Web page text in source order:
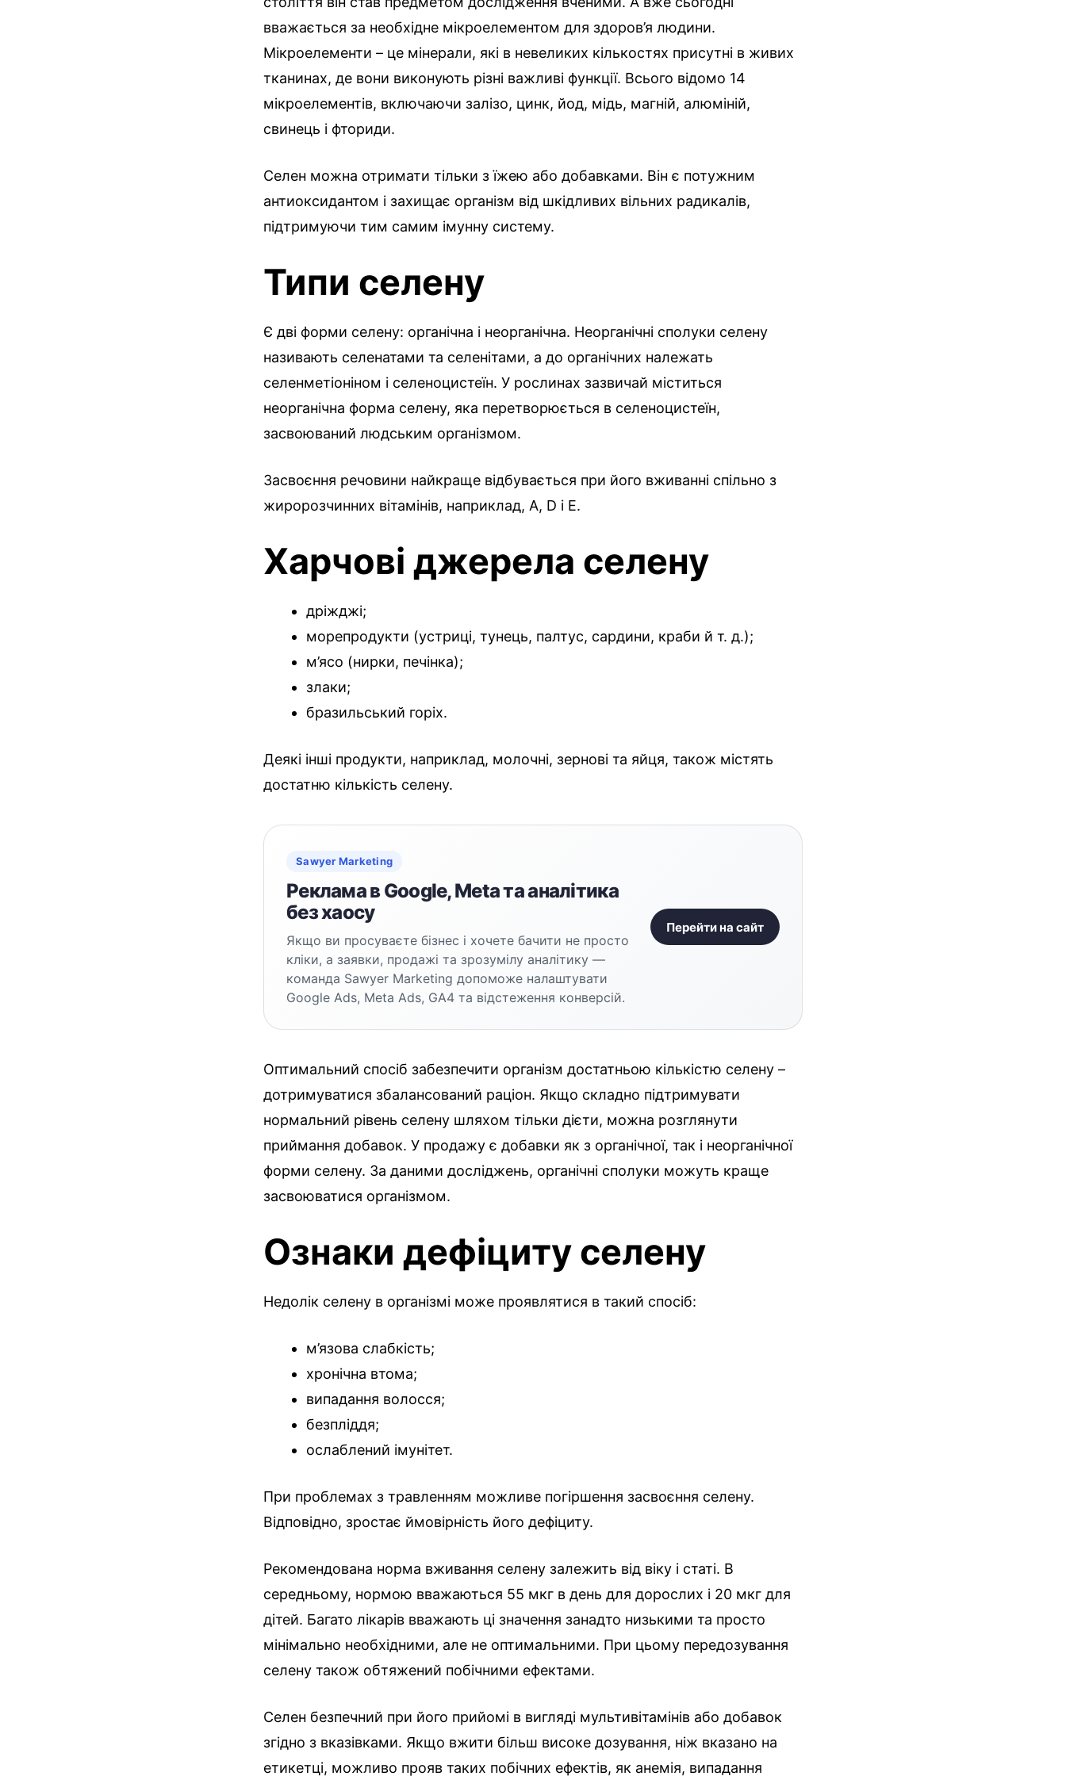
вважається за необхідне мікроелементом для здоров’я людини.
Мікроелементи – це мінерали, які в невеликих кількостях присутні в живих
тканинах, де вони виконують різні важливі функції. Всього відомо 14
мікроелементів, включаючи залізо, цинк, йод, мідь, магній, алюміній,
свинець і фториди.
Селен можна отримати тільки з їжею або добавками. Він є потужним
антиоксидантом і захищає організм від шкідливих вільних радикалів,
підтримуючи тим самим імунну систему.
Типи селену
Є дві форми селену: органічна і неорганічна. Неорганічні сполуки селену
називають селенатами та селенітами, а до органічних належать
селенметіоніном і селеноцистеїн. У рослинах зазвичай міститься
неорганічна форма селену, яка перетворюється в селеноцистеїн,
засвоюваний людським організмом.
Засвоєння речовини найкраще відбувається при його вживанні спільно з
жиророзчинних вітамінів, наприклад, A, D і E.
Харчові джерела селену
дріжджі;
морепродукти (устриці, тунець, палтус, сардини, краби й т. д.);
м’ясо (нирки, печінка);
злаки;
бразильський горіх.
Деякі інші продукти, наприклад, молочні, зернові та яйця, також містять
достатню кількість селену.
Sawyer Marketing
Реклама в Google, Meta та аналітика
без хаосу
Якщо ви просуваєте бізнес і хочете бачити не просто
кліки, а заявки, продажі та зрозумілу аналітику —
команда Sawyer Marketing допоможе налаштувати
Google Ads, Meta Ads, GA4 та відстеження конверсій.
Перейти на сайт
Оптимальний спосіб забезпечити організм достатньою кількістю селену –
дотримуватися збалансований раціон. Якщо складно підтримувати
нормальний рівень селену шляхом тільки дієти, можна розглянути
приймання добавок. У продажу є добавки як з органічної, так і неорганічної
форми селену. За даними досліджень, органічні сполуки можуть краще
засвоюватися організмом.
Ознаки дефіциту селену
Недолік селену в організмі може проявлятися в такий спосіб:
м’язова слабкість;
хронічна втома;
випадання волосся;
безпліддя;
ослаблений імунітет.
При проблемах з травленням можливе погіршення засвоєння селену.
Відповідно, зростає ймовірність його дефіциту.
Рекомендована норма вживання селену залежить від віку і статі. В
середньому, нормою вважаються 55 мкг в день для дорослих і 20 мкг для
дітей. Багато лікарів вважають ці значення занадто низькими та просто
мінімально необхідними, але не оптимальними. При цьому передозування
селену також обтяжений побічними ефектами.
Селен безпечний при його прийомі в вигляді мультивітамінів або добавок
згідно з вказівками. Якщо вжити більш високе дозування, ніж вказано на
етикетці, можливо прояв таких побічних ефектів, як анемія, випадання